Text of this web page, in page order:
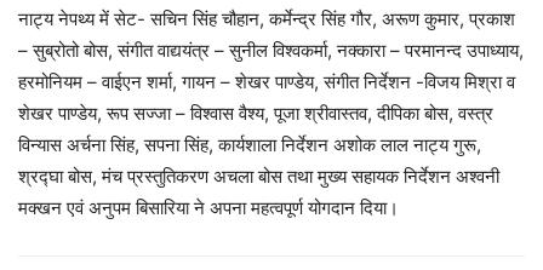
नाट्य नेपथ्य में सेट- सचिन सिंह चौहान, कर्मेन्द्र सिंह गौर, अरूण कुमार, प्रकाश
– सुब्रोतो बोस, संगीत वाद्ययंत्र – सुनील विश्वकर्मा, नक्कारा – परमानन्द उपाध्याय,
हरमोनियम – वाईएन शर्मा, गायन – शेखर पाण्डेय, संगीत निर्देशन -विजय मिश्रा व
शेखर पाण्डेय, रूप सज्जा – विश्वास वैश्य, पूजा श्रीवास्तव, दीपिका बोस, वस्त्र
विन्यास अर्चना सिंह, सपना सिंह, कार्यशाला निर्देशन अशोक लाल नाट्य गुरू,
श्रद्घा बोस, मंच प्रस्तुतिकरण अचला बोस तथा मुख्य सहायक निर्देशन अश्वनी
मक्खन एवं अनुपम बिसारिया ने अपना महत्वपूर्ण योगदान दिया।